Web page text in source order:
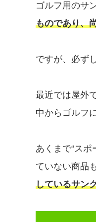
ゴルフ用のサ
ものであり、
ですが、必ず
最近では屋外
中からゴルフ
あくまで“ス
ていない商品
しているサン